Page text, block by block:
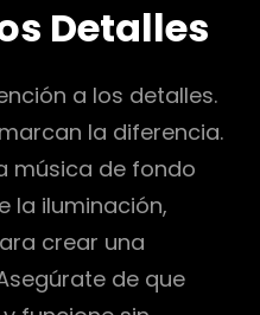
Detalles
a los detalles.
la diferencia.
música de fondo
la iluminación,
crear una
de que